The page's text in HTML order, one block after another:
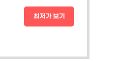
최저가 보기